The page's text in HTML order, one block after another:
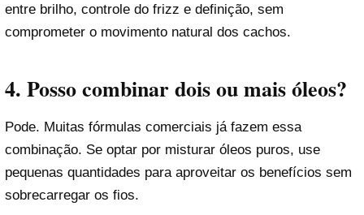
entre brilho, controle do frizz e definição, sem
comprometer o movimento natural dos cachos.
4. Posso combinar dois ou mais óleos?
Pode. Muitas fórmulas comerciais já fazem essa
combinação. Se optar por misturar óleos puros, use
pequenas quantidades para aproveitar os benefícios sem
sobrecarregar os fios.